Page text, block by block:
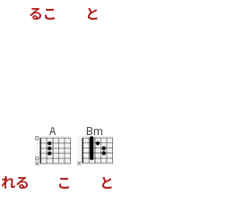
るこ と
れる
A
こ
Bm
と